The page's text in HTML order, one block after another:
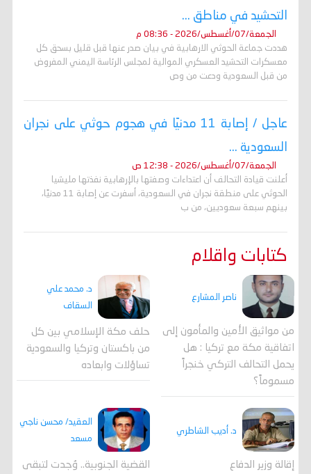
التحشيد في مناطق ...
الجمعة/07/أغسطس/2026 - 08:36 م
هددت جماعة الحوثي الارهابية في بيان صدر عنها قبل قليل بسحق كل
معسكرات التحشيد العسكري الموالية لمجلس الرئاسة اليمني المفروض
من قبل السعودية ودعت من وص
عاجل / إصابة 11 مدنيًا في هجوم حوثي على نجران
السعودية ...
الجمعة/07/أغسطس/2026 - 12:38 ص
أعلنت قيادة التحالف أن اعتداءات وصفتها بالإرهابية نفذتها مليشيا
الحوثي على منطقة نجران في السعودية، أسفرت عن إصابة 11 مدنيًا،
بينهم سبعة سعوديين، من ب
كتابات واقلام
ناصر المشارع
من مواثيق الأمين والمأمون إلى
اتفاقية مكة مع تركيا : هل
يحمل التحالف التركي خنجراً
مسموماً؟
د. محمد علي
السقاف
حلف مكة الإسلامي بين كل
من باكستان وتركيا والسعودية
تساؤلات وابعاده
د. أديب الشاطري
إقالة وزير الدفاع
العقيد/ محسن ناجي
مسعد
القضية الجنوبية.. وُجدت لتبقى